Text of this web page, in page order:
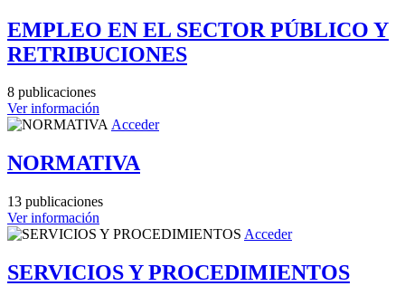
EMPLEO EN EL SECTOR PÚBLICO Y
RETRIBUCIONES
8 publicaciones
Ver información
Acceder
NORMATIVA
13 publicaciones
Ver información
Acceder
SERVICIOS Y PROCEDIMIENTOS